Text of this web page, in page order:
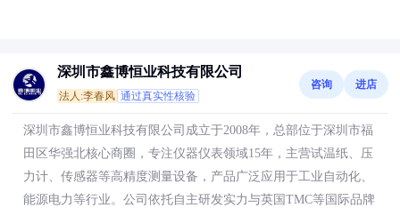
深圳市鑫博恒业科技有限公司
法人:李春风 通过真实性核验
咨询 进店
深圳市鑫博恒业科技有限公司成立于2008年，总部位于深圳市福
田区华强北核心商圈，专注仪器仪表领域15年，主营试温纸、压
力计、传感器等高精度测量设备，产品广泛应用于工业自动化、
能源电力等行业。公司依托自主研发实力与英国TMC等国际品牌